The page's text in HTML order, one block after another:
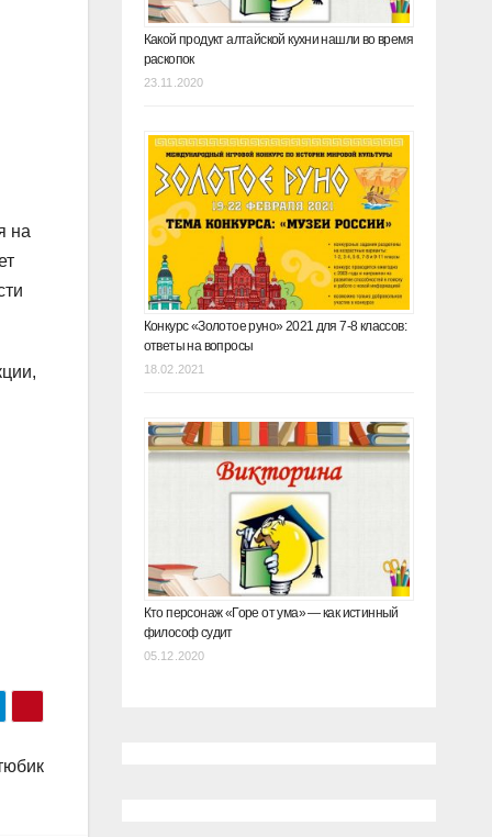
на
Какой продукт алтайской кухни нашли во время
раскопок
23.11.2020
Конкурс «Золотое руно» 2021 для 7-8 классов:
ответы на вопросы
18.02.2021
Кто персонаж «Горе от ума» — как истинный
философ судит
05.12.2020